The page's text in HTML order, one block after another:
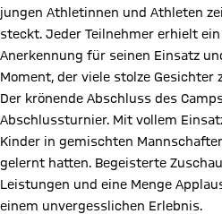
jungen Athletinnen und Athleten
steckt. Jeder Teilnehmer erhielt
Anerkennung für seinen Einsatz
Moment, der viele stolze Gesichter
Der krönende Abschluss des
Abschlussturnier. Mit vollem
Kinder in gemischten
gelernt hatten. Begeisterte
Leistungen und eine Menge
einem unvergesslichen Erlebnis.